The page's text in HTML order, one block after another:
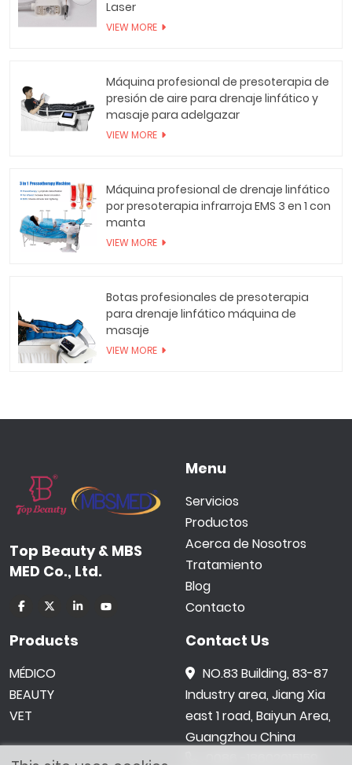
Laser
VIEW MORE
Máquina profesional de presoterapia de
presión de aire para drenaje linfático y
masaje para adelgazar
VIEW MORE
Máquina profesional de drenaje linfático
por presoterapia infrarroja EMS 3 en 1 con
manta
VIEW MORE
Botas profesionales de presoterapia
para drenaje linfático máquina de
masaje
VIEW MORE
Top Beauty & MBS
MED Co., Ltd.
Menu
Servicios
Productos
Acerca de Nosotros
Tratamiento
Blog
Contacto
Products
MÉDICO
BEAUTY
VET
Contact Us
NO.83 Building, 83-87
Industry area, Jiang Xia
east 1 road, Baiyun Area,
Guangzhou China